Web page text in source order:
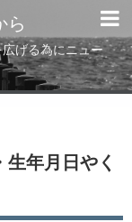
ら
げる為にニュー
年月日やく